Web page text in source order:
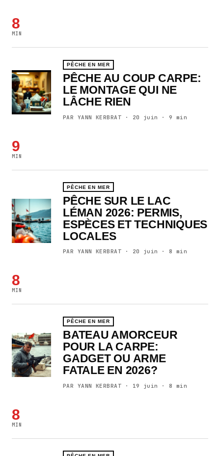
8
MIN
PÊCHE EN MER
PÊCHE AU COUP CARPE:
LE MONTAGE QUI NE
LÂCHE RIEN
PAR YANN KERBRAT · 20 juin · 9 min
9
MIN
PÊCHE EN MER
PÊCHE SUR LE LAC
LÉMAN 2026: PERMIS,
ESPÈCES ET TECHNIQUES
LOCALES
PAR YANN KERBRAT · 20 juin · 8 min
8
MIN
PÊCHE EN MER
BATEAU AMORCEUR
POUR LA CARPE:
GADGET OU ARME
FATALE EN 2026?
PAR YANN KERBRAT · 19 juin · 8 min
8
MIN